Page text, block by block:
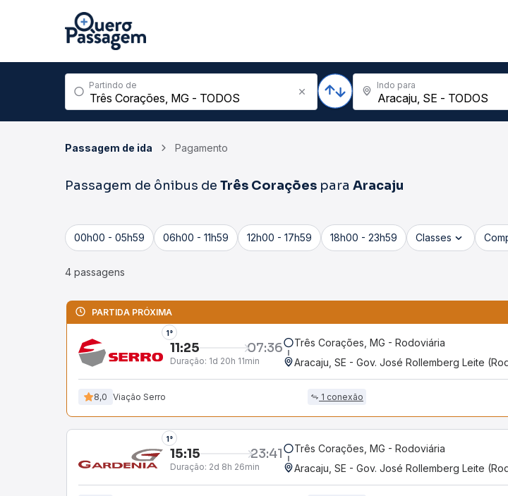
Partindo de Indo para
Passagem de ida Pagamento
Passagem de ônibus de Três Corações para Aracaju
00h00 - 05h59 06h00 - 11h59 12h00 - 17h59 18h00 - 23h59 Classes
4 passagens
PARTIDA PRÓXIMA
1°
11:25 07:36
Duração: 1d 20h 11min
Três Corações, MG - Rodoviária
Aracaju, SE - Gov. José Rollemberg Leite
8,0 Viação Serro 1 conexão
1°
15:15 23:41
Duração: 2d 8h 26min
Três Corações, MG - Rodoviária
Aracaju, SE - Gov. José Rollemberg Leite